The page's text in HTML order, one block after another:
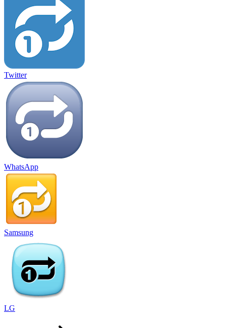
Twitter
WhatsApp
Samsung
LG